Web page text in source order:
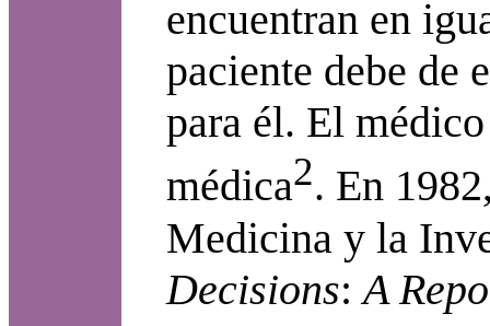
encuentran en
paciente debe de
para él. El
médica2. En
Medicina y la
Decisions:A